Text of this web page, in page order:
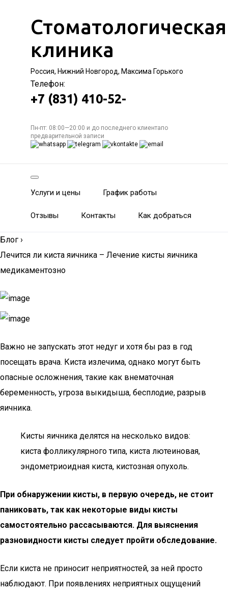
Стоматологическая
клиника
Россия, Нижний Новгород, Максима Горького
Телефон:
+7 (831) 410-52-
Пн-пт: 08:00—20:00 и до последнего клиентапо
предварительной записи
Услуги и цены График работы
Отзывы Контакты Как добраться
Блог ›
Лечится ли киста яичника – Лечение кисты яичника
медикаментозно
Важно не запускать этот недуг и хотя бы раз в год
посещать врача. Киста излечима, однако могут быть
опасные осложнения, такие как внематочная
беременность, угроза выкидыша, бесплодие, разрыв
яичника.
Кисты яичника делятся на несколько видов:
киста фолликулярного типа, киста лютеиновая,
эндометриоидная киста, кистозная опухоль.
При обнаружении кисты, в первую очередь, не стоит
паниковать, так как некоторые виды кисты
самостоятельно рассасываются. Для выяснения
разновидности кисты следует пройти обследование.
Если киста не приносит неприятностей, за ней просто
наблюдают. При появлениях неприятных ощущений